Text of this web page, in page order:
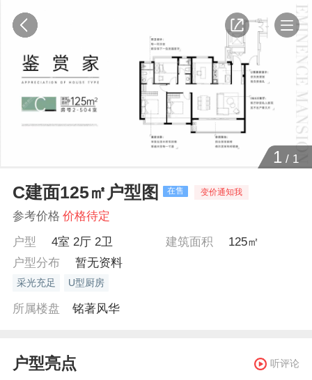
1 / 1
C建面125㎡户型图 在售 变价通知我
参考价格 价格待定
户型
4室 2厅 2卫 建筑面积
125㎡
户型分布
暂无资料
采光充足 U型厨房
所属楼盘 铭著风华
户型亮点 听评论